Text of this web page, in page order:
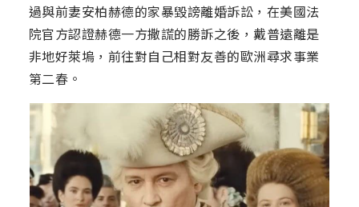
過與前妻安柏赫德的家暴毀謗離婚訴訟，在美國法
院官方認證赫德一方撒謊的勝訴之後，戴普遠離是
非地好萊塢，前往對自己相對友善的歐洲尋求事業
第二春。